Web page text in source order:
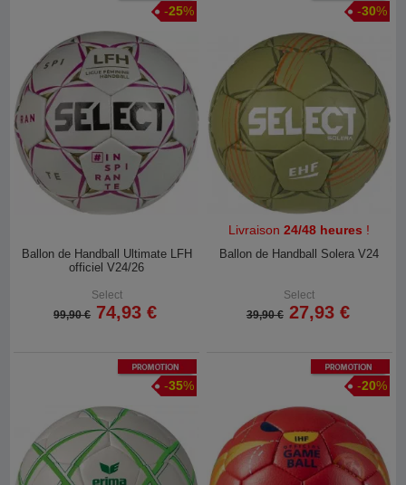
-25%
Ballon de Handball Ultimate LFH
officiel V24/26
Select
99,90 € 74,93 €
-30%
Livraison24/48 heures !
Ballon de Handball Solera V24
Select
39,90 € 27,93 €
Promotion
-35%
Promotion
-20%